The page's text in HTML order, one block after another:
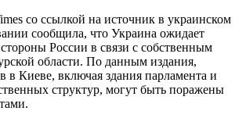
со ссылкой на источник в украинском
сообщила, что Украина ожидает
России в связи с собственным
области. По данным издания,
в Киеве, включая здания парламента и
структур, могут быть поражены